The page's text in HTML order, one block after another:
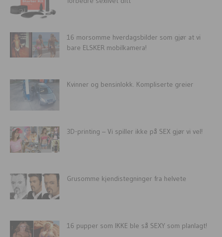
16 morsomme hverdagsbilder som gjør at vi
bare ELSKER mobilkamera!
Kvinner og bensinlokk. Kompliserte greier
3D-printing – Vi spiller ikke på SEX gjør vi vel!
Grusomme kjendistegninger fra helvete
16 pupper som IKKE ble så SEXY som planlagt!